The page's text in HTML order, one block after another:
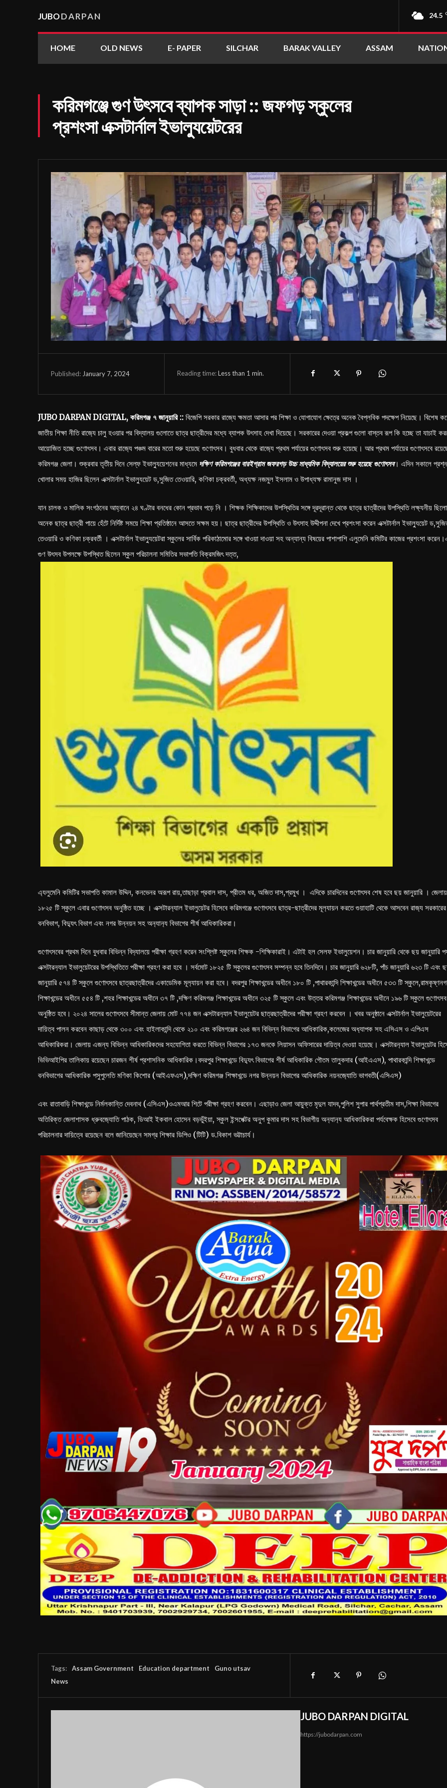
JUBODARPAN 24.5
HOME OLD NEWS E- PAPER SILCHAR BARAK VALLEY ASSAM
করিমগঞ্জে গুণ উৎসবে ব্যাপক সাড়া :: জফগড় স্কুলের
প্রশংসা এক্সটার্নাল ইভাল‍্যুয়েটরের
Published: January 7, 2024 Reading time:Less than 1 min.
JUBO DARPAN DIGITAL, করিমগঞ্জ ৭ জানুয়ারি :: বিজেপি সরকার রাজ্যে ক্ষমতা আসার পর শিক্ষা ও যোগাযোগ ক্ষেত্রে অনেক বৈপ্লবিক পদক্ষেপ নিয়েছে। বিশেষ
জাতীয় শিক্ষা নীতি রাজ‍্যে চালু হওয়ার পর বিদ্যালয় গুলোতে ছাত্র ছাত্রীদের মধ্যে ব্যাপক উৎসাহ দেখা দিয়েছে। সরকারের দেওয়া প্রকল্প গুলো বাস্তব রূপ কি হচ্ছে তা যাচাই
আয়োজিত হচ্ছে গুণোৎসব। এবার রাজ‍্যে পঞ্চম বারের মতো শুরু হয়েছে গুণোৎসব। বুধবার থেকে রাজ‍্যে প্রথম পর্যায়ের গুণোৎসব শুরু হয়েছে। আর প্রথম পর্যায়ের গুণোৎসবে
করিমগঞ্জ জেলা। শুক্রবার তৃতীয় দিনে সেল্ফ ইভাল‍্যুয়েশনের মাধ্যমে দক্ষিণ করিমগঞ্জের বারইগ্রাম জফরগড় উচ্চ মাধ্যমিক বিদ্যালয়ের শুরু হয়েছে গুণোৎসব। এদিন সকালে
খোলার সময় হাজির ছিলেন এক্সটার্নাল ইভাল‍্যুয়েট ড,সুজিত তেওয়ারি, কণিকা চক্রবর্তী, অধ্যক্ষ নজমুল ইসলাম ও উপাধ্যক্ষ রামানুজ দাস ।
যান চালক ও মালিক সংগঠনের আহ্বানে ২৪ ঘণ্টার বনধের কোন প্রভাব পড়ে নি । শিক্ষক শিক্ষিকাদের উপস্থিতির সঙ্গে দূরদূরান্ত থেকে ছাত্র ছাত্রীদের উপস্থিতি লক্ষ্যনীয়
অনেক ছাত্র ছাত্রী পায়ে হেঁটে নির্দিষ্ট সময়ে শিক্ষা প্রতিষ্ঠানে আসতে সক্ষম হয়। ছাত্র ছাত্রীদের উপস্থিতি ও উৎসাহ উদ্দীপনা দেখে প্রশংসা করেন এক্সটার্নাল ইভাল‍্যুয়েট
তেওয়ারি ও কণিকা চক্রবর্তী । এক্সটার্নাল ইভাল‍্যুয়েটরা স্কুলের সার্বিক পরিকাঠামোর সঙ্গে খাওয়া দাওয়া সহ অন্যান্য বিষয়ের পাশাপাশি এলুমেনি কমিটির কাজের প্রশংসা
গুণ উৎসব উপলক্ষে উপস্থিত ছিলেন স্কুল পরিচালনা সমিতির সভাপতি বিক্রমজিৎ দত্ত,
এ্যলুমেনি কমিটির সভাপতি কামাল উদ্দিন, কনভেনর অরূপ রায়,তাছাড়া প্রবাল দাস, প্রীতম ধর, অজিত দাস,প্রমুখ । এদিকে চারদিনের গুণোৎসব শেষ হবে ছয় জানুয়ারি ।
১৮২৫ টি স্কুলে এবার গুণোৎসব অনুষ্ঠিত হচ্ছে । এক্সটারন‍্যাল ইভালুয়েটর হিসেবে করিমগঞ্জে গুণোৎসবে ছাত্র-ছাত্রীদের মূল‍্যায়ন করতে গুয়াহাটি থেকে আসবেন রাজ‍্য সরকারের
বনবিভাগ, বিদ‍্যুৎ বিভাগ এবং নগর উন্নয়ন সহ অন‍্যান‍্য বিভাগের শীর্ষ আধিকারিকরা।
গুণোৎসবের প্রথম দিনে বুধবার বিভিন্ন বিদ‍্যালয়ে পরীক্ষা গ্রহণ করেন সংশ্লিষ্ট স্কুলের শিক্ষক -শিক্ষিকারাই। এটাই হল সেলফ ইভালুয়েশন। চার জানুয়ারি থেকে ছয় জানুয়ারি
এক্সটারন‍্যাল ইভালুয়েটরের উপস্থিতিতে পরীক্ষা গ্রহণ করা হবে । সর্বমোট ১৮২৫ টি স্কুলের গুণোৎসব সম্পন্ন হবে তিনদিনে। চার জানুয়ারি ৬২৮টি, পাঁচ জানুয়ারি ৬২৩ টি এবং
জানুয়ারি ৫৭৪ টি স্কুলে গুণোৎসবে ছাত্রছাত্রীদের একাডেমিক মূল‍্যায়ন করা হবে। বদরপুর শিক্ষাখন্ডের অধীনে ১৮০ টি ,পাথারকান্দি শিক্ষাখন্ডের অধীনে ৫৩৩ টি
শিক্ষাখন্ডের অধীনে ৫৫৪ টি ,শহর শিক্ষাখন্ডের অধীনে ৩৭ টি ,দক্ষিণ করিমগঞ্জ শিক্ষাখন্ডের অধীনে ৩২৫ টি স্কুলে এবং উত্তর করিমগঞ্জ শিক্ষাখন্ডের অধীনে ১৯৬ টি স্কুলে গুণোৎসব
অনুষ্ঠিত হবে। ২০২৪ সালের গুণোৎসবে সীমান্ত জেলায় মোট ৭৭৪ জন এক্সটারন‍্যাল ইভালুয়েটর ছাত্রছাত্রীদের পরীক্ষা গ্রহণ করবেন । খবর অনুষ্ঠানে এক্সটার্নাল ইভালুয়েটরের
দায়িত্ব পালন করবেন কাছাড় থেকে ৩০০ এবং হাইলাকান্দি থেকে ২১০ এবং করিমগঞ্জের ২৬৪ জন বিভিন্ন বিভাগের আধিকারিক,কলেজের অধ‍্যাপক সহ এসিএস ও এপিএস
আধিকারিকরা। জেলায় এজন্য বিভিন্ন আধিকারিকদের সহযোগিতা করতে বিভিন্ন বিভাগের ১৭৩ জনকে লিয়াসন অফিসারের দায়িত্ব দেওয়া হয়েছে। এক্সটারন‍্যাল ইভালুয়েটর
ভিভিআইপির তালিকায় রয়েছেন চারজন শীর্ষ প্রশাসনিক আধিকারিক।বদরপুর শিক্ষাখন্ডে বিদ‍্যুৎ বিভাগের শীর্ষ আধিকারিক গৌতম তালুকদার (আইএএস), পাথারকান্দি শিক্ষাখন্ডে
বনবিভাগের আধিকারিক পসুপুলেতি মণিকা কিশোর (আইএফএস),দক্ষিণ করিমগঞ্জ শিক্ষাখন্ডে নগর উন্নয়ন বিভাগের আধিকারিক নয়নজ‍্যোতি ভাগবতী(এসিএস)
এবং রাতাবাড়ি শিক্ষাখন্ডে নির্মলকান্তি দেবনাথ (এসিএস)ওএমআর শিটে পরীক্ষা গ্রহণ করবেন। এছাড়াও জেলা আয়ুক্ত মৃদুল যাদব,পুলিশ সুপার পার্থপ্রতীম দাস,শিক্ষা বিভাগের
অতিরিক্ত জেলাশাসক ধ্রুবজ‍্যোতি পাঠক, ডিআই ইকবাল হোসেন বড়ভুঁইয়া, স্কুল ইন্সপেক্টর অনুপ কুমার দাস সহ বিভাগীয় অন‍্যান‍্য আধিকারিকরা পর্যবেক্ষক হিসেবে গুণোৎসব
পরিচালনার দায়িত্বে রয়েছেন বলে জানিয়েছেন সমগ্র শিক্ষার ডিপিও (টিটি) ড.বিকাশ ভট্টাচার্য।
Tags: Assam Government Education department
Guno utsav
News
JUBO DARPAN DIGITAL
https://jubodarpan.com